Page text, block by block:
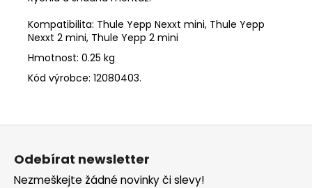
Kompatibilita: Thule Yepp Nexxt mini, Thule Yepp
Nexxt 2 mini, Thule Yepp 2 mini
Hmotnost: 0.25 kg
Kód výrobce: 12080403.
Z
Odebírat newsletter
Nezmeškejte žádné novinky či slevy!